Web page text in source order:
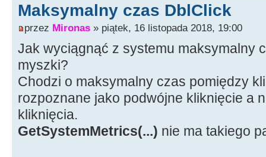
Maksymalny czas DblClick
przez Mironas » piątek, 16 listopada 2018, 19:00
Jak wyciągnąć z systemu maksymalny
myszki?
Chodzi o maksymalny czas pomiędzy
rozpoznane jako podwójne kliknięcie a
kliknięcia.
GetSystemMetrics(...) nie ma takiego